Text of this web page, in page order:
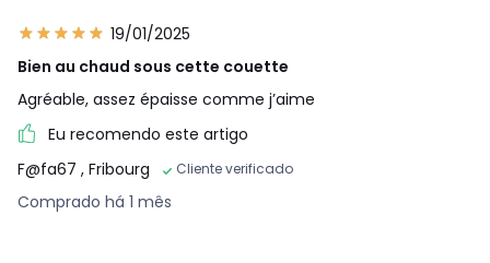
19/01/2025
Bien au chaud sous cette couette
Agréable, assez épaisse comme j’aime
Eu recomendo este artigo
F@fa67 , Fribourg Cliente verificado
Comprado há 1 mês